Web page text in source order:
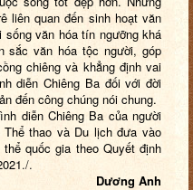
liên quan đến sinh hoạt văn
sống văn hóa tín ngưỡng khá
sắc văn hóa tộc người, góp
chiêng và khẳng định vai
diễn Chiêng Ba đối với đời
đến công chúng nói chung.
diễn Chiêng Ba của người
thao và Du lịch đưa vào
quốc gia theo Quyết định
./.
Dương Anh